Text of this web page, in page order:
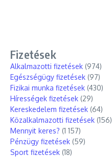
Fizetések
Alkalmazotti fizetések (974)
Egészségügy fizetések (97)
Fizikai munka fizetések (430)
Hírességek fizetések (29)
Kereskedelem fizetések (64)
Közalkalmazotti fizetések (156)
Mennyit keres? (1 157)
Pénzügy fizetések (59)
Sport fizetések (18)